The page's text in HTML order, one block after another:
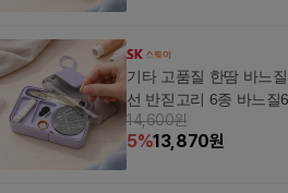
기타 고품질 한땀 바느
선 반짇고리 6종 바느질
FM2I8Y
14,600원
5%13,870원